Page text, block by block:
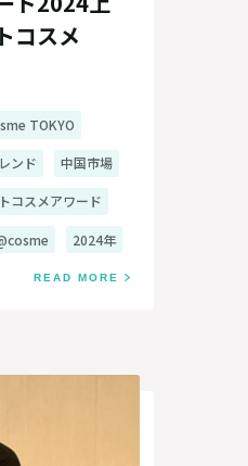
コスメ
TOKYO
ンド 中国市場
コスメアワード
2024年
READ MORE